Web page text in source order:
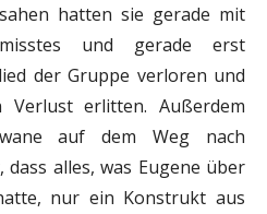
hatten sie gerade mit
und gerade erst
der Gruppe verloren und
Verlust erlitten. Außerdem
auf dem Weg nach
alles, was Eugene über
nur ein Konstrukt aus